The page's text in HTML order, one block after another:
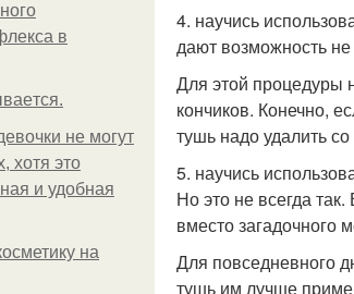
в
не могут
хотя это
и удобная
на
4. научись
дают возможность
Для этой процедуры
кончиков. Конечно,
тушь надо удалить
5. научись
Но это не всегда
вместо загадочного
Для повседневного
тушь им лучше